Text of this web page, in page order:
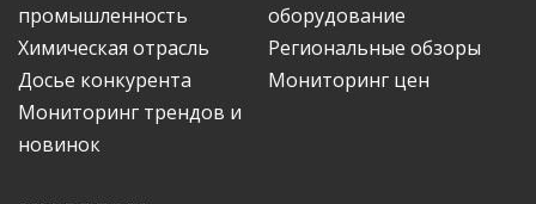
промышленность
оборудование
Химическая отрасль
Региональные обзоры
Досье конкурента
Мониторинг цен
Мониторинг трендов и
новинок